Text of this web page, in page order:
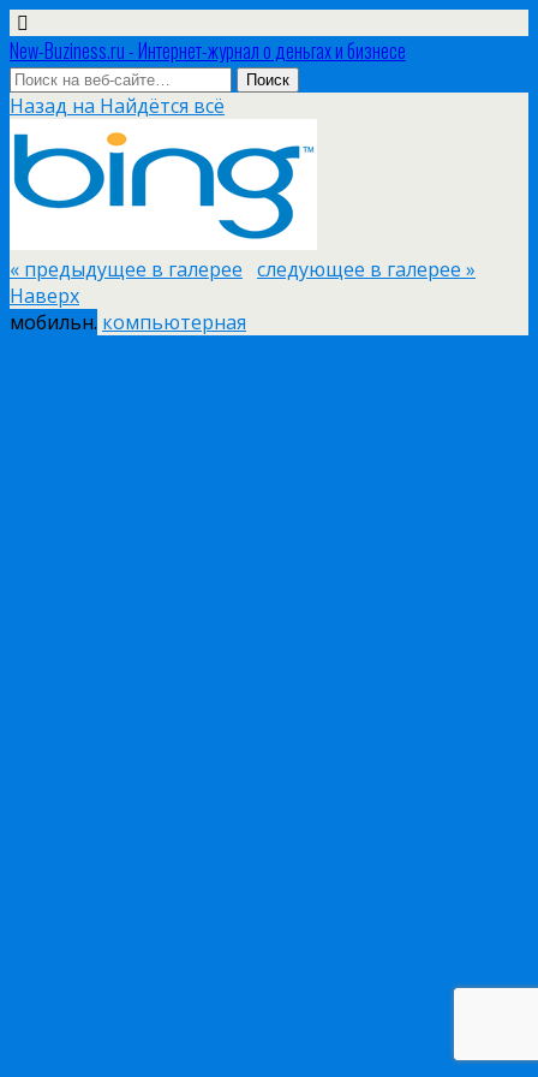
New-Buziness.ru - Интернет-журнал о деньгах и бизнесе
Назад на Найдётся всё
« предыдущее в галерее следующее в галерее »
Наверх
мобильн. компьютерная